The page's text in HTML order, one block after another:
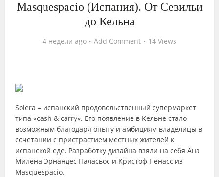
Masquespacio (Испания). От Севильи
до Кельна
4 недели ago Add Comment 14 Views
Solera – испанский продовольственный супермаркет
типа «cash & carry». Его появление в Кельне стало
возможным благодаря опыту и амбициям владелицы в
сочетании с пристрастием местных жителей к
испанской еде. Разработку дизайна взяли на себя Ана
Милена Эрнандес Паласьос и Кристоф Пенасс из
Masquespacio.